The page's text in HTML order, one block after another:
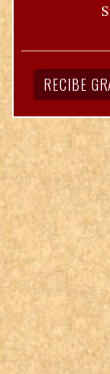
RECIBE